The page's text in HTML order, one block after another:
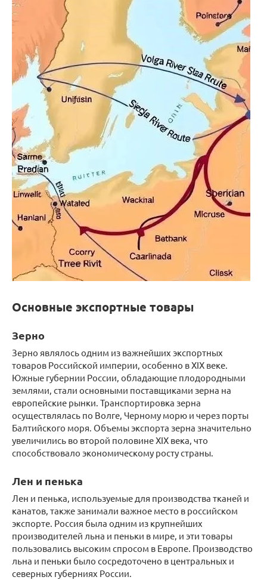
Основные экспортные товары
Зерно
Зерно являлось одним из важнейших экспортных
товаров Российской империи, особенно в XIX веке.
Южные губернии России, обладающие плодородными
землями, стали основными поставщиками зерна на
европейские рынки. Транспортировка зерна
осуществлялась по Волге, Черному морю и через порты
Балтийского моря. Объемы экспорта зерна значительно
увеличились во второй половине XIX века, что
способствовало экономическому росту страны.
Лен и пенька
Лен и пенька, используемые для производства тканей и
канатов, также занимали важное место в российском
экспорте. Россия была одним из крупнейших
производителей льна и пеньки в мире, и эти товары
пользовались высоким спросом в Европе. Производство
льна и пеньки было сосредоточено в центральных и
северных губерниях России.